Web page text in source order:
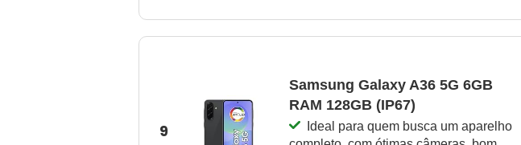
9
Samsung Galaxy A36 5G 6GB
RAM 128GB (IP67)
Ideal para quem busca um aparelho